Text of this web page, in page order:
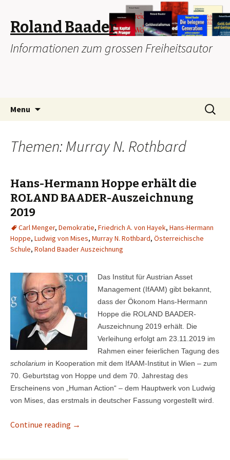
Roland Baader
Informationen zum grossen Freiheitsautor
Menu
Search
for:
Themen: Murray N. Rothbard
Hans-Hermann Hoppe erhält die
ROLAND BAADER-Auszeichnung
2019
Carl Menger, Demokratie, Friedrich A. von Hayek, Hans-Hermann
Hoppe, Ludwig von Mises, Murray N. Rothbard, Österreichische
Schule, Roland Baader Auszeichnung
Das Institut für Austrian Asset
Management (IfAAM) gibt bekannt,
dass der Ökonom Hans-Hermann
Hoppe die ROLAND BAADER-
Auszeichnung 2019 erhält. Die
Verleihung erfolgt am 23.11.2019 im
Rahmen einer feierlichen Tagung des
scholarium in Kooperation mit dem IfAAM-Institut in Wien – zum
70. Geburtstag von Hoppe und dem 70. Jahrestag des
Erscheinens von „Human Action“ – dem Hauptwerk von Ludwig
von Mises, das erstmals in deutscher Fassung vorgestellt wird.
Continue reading Hans-Hermann Hoppe erhält die ROLAND
→